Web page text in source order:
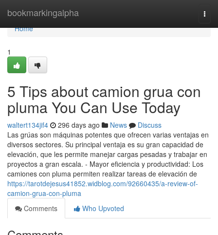
bookmarkingalpha
Home
Home
1
5 Tips about camion grua con
pluma You Can Use Today
waltert134jif4 296 days ago News
Discuss
Las grúas son máquinas potentes que ofrecen varias ventajas en
diversos sectores. Su principal ventaja es su gran capacidad de
elevación, que les permite manejar cargas pesadas y trabajar en
proyectos a gran escala. - Mayor eficiencia y productividad: Los
camiones con pluma permiten realizar tareas de elevación de
https://tarotdejesus41852.widblog.com/92660435/a-review-of-
camion-grua-con-pluma
Comments
Who Upvoted